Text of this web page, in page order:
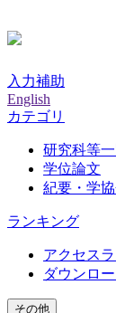
入力補助
English
カテゴリ
研究科等
学位論文
紀要・学
ランキング
アクセス
ダウンロ
その他